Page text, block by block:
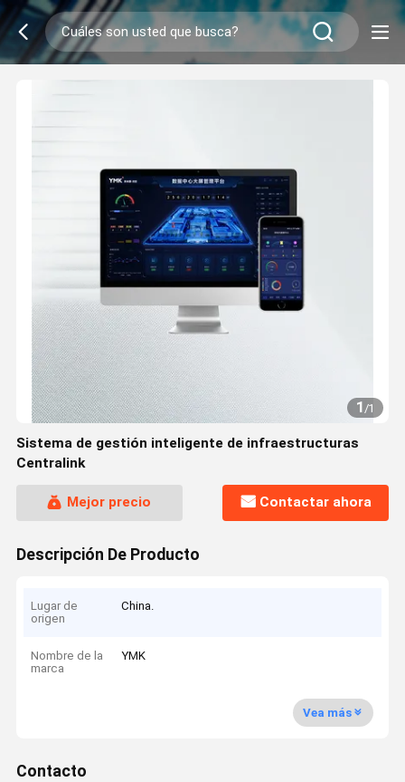
1/1
Sistema de gestión inteligente de infraestructuras
Centralink
Mejor precio Contactar ahora
Descripción De Producto
Lugar de
origen
China.
Nombre de la
marca
YMK
Vea más
Contacto